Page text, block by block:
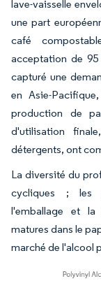
lave-vaisselle
une part
café
acceptation de
capturé une
en Asie-
production de
d'utilisation
détergents, ont
La diversité du
cycliques ; les
l'emballage et la
matures dans le
marché de l'alcool